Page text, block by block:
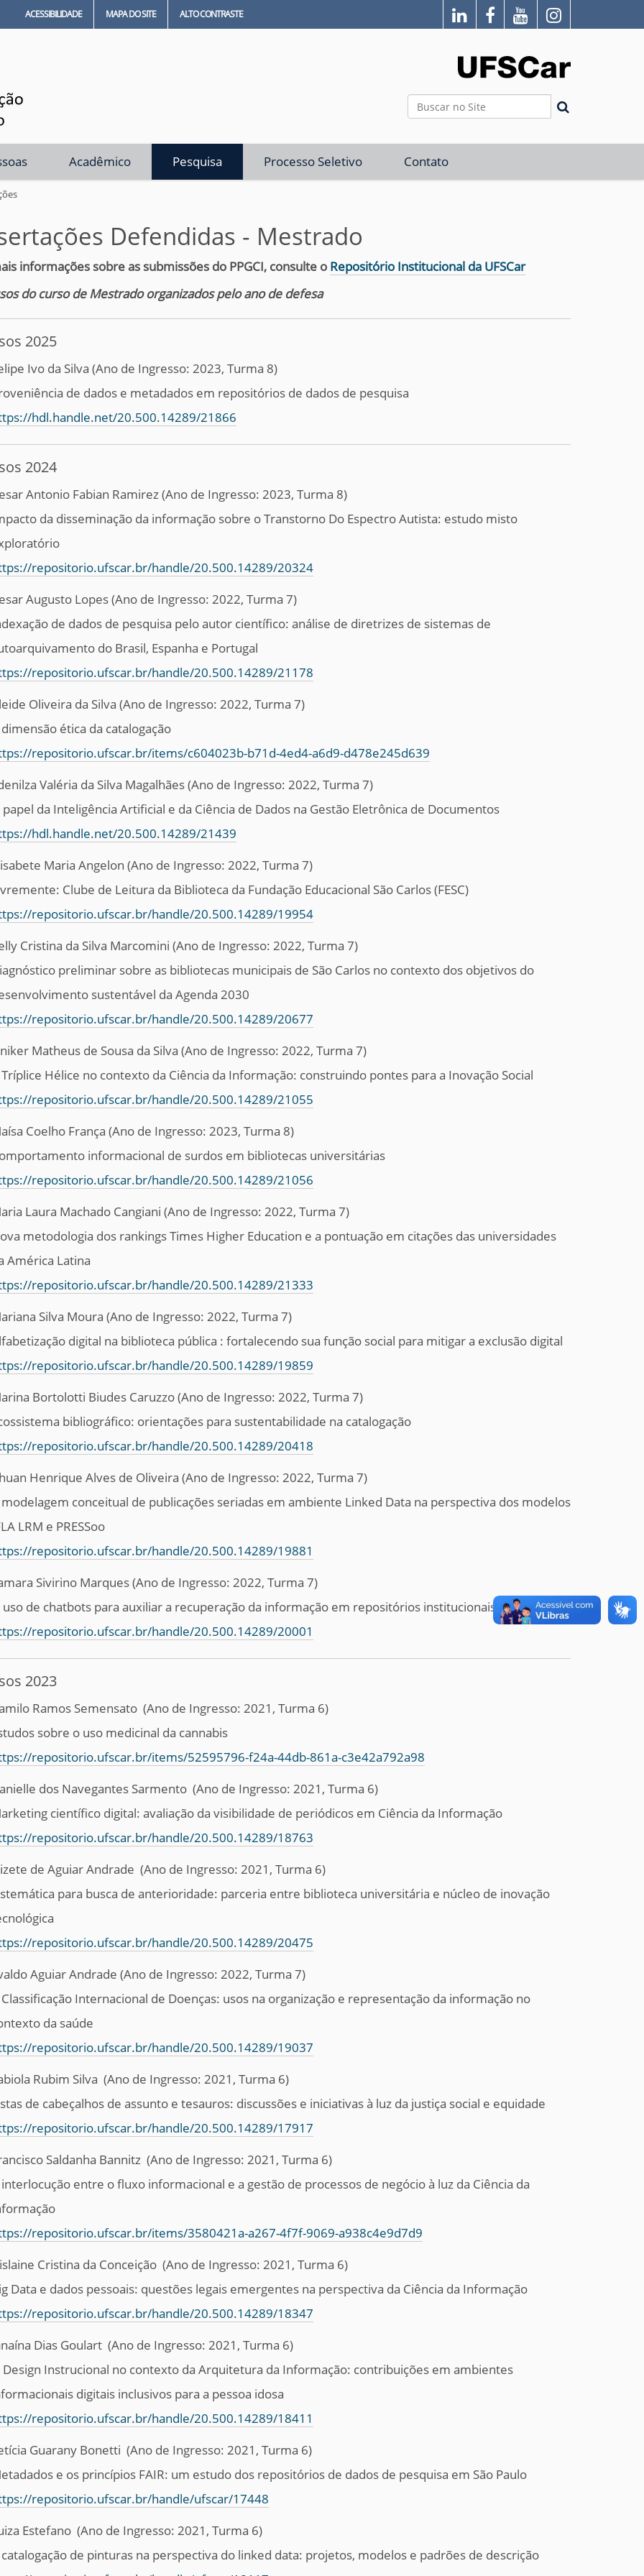
ACESSIBILIDADE MAPA DO SITE ALTO CONTRASTE
Busca
Acadêmico Pesquisa Processo Seletivo Contato
Defendidas - Mestrado
informações sobre as submissões do PPGCI, consulte o Repositório Institucional da UFSCar
do curso de Mestrado organizados pelo ano de defesa
2025
Ivo da Silva (Ano de Ingresso: 2023, Turma 8)
de dados e metadados em repositórios de dados de pesquisa
hdl.handle.net/20.500.14289/21866
2024
Antonio Fabian Ramirez (Ano de Ingresso: 2023, Turma 8)
da disseminação da informação sobre o Transtorno Do Espectro Autista: estudo misto
repositorio.ufscar.br/handle/20.500.14289/20324
Augusto Lopes(Ano de Ingresso: 2022, Turma 7)
de dados de pesquisa pelo autor científico: análise de diretrizes de sistemas de
do Brasil, Espanha e Portugal
repositorio.ufscar.br/handle/20.500.14289/21178
Oliveira da Silva (Ano de Ingresso: 2022, Turma 7)
ética da catalogação
repositorio.ufscar.br/items/c604023b-b71d-4ed4-a6d9-d478e245d639
Valéria da Silva Magalhães(Ano de Ingresso: 2022, Turma 7)
papel da Inteligência Artificial e da Ciência de Dados na Gestão Eletrônica de Documentos
hdl.handle.net/20.500.14289/21439
Maria Angelon (Ano de Ingresso: 2022, Turma 7)
Clube de Leitura da Biblioteca da Fundação Educacional São Carlos (FESC)
repositorio.ufscar.br/handle/20.500.14289/19954
Cristina da Silva Marcomini (Ano de Ingresso: 2022, Turma 7)
preliminar sobre as bibliotecas municipais de São Carlos no contexto dos objetivos do
sustentável da Agenda 2030
repositorio.ufscar.br/handle/20.500.14289/20677
Matheus de Sousa da Silva (Ano de Ingresso: 2022, Turma 7)
Hélice no contexto da Ciência da Informação: construindo pontes para a Inovação Social
repositorio.ufscar.br/handle/20.500.14289/21055
Coelho França (Ano de Ingresso: 2023, Turma 8)
informacional de surdos em bibliotecas universitárias
repositorio.ufscar.br/handle/20.500.14289/21056
Laura Machado Cangiani (Ano de Ingresso: 2022, Turma 7)
metodologia dos rankings Times Higher Education e a pontuação em citações das universidades
América Latina
repositorio.ufscar.br/handle/20.500.14289/21333
Silva Moura (Ano de Ingresso: 2022, Turma 7)
digital na biblioteca pública : fortalecendo sua função social para mitigar a exclusão digital
repositorio.ufscar.br/handle/20.500.14289/19859
Bortolotti Biudes Caruzzo(Ano de Ingresso: 2022, Turma 7)
bibliográfico: orientações para sustentabilidade na catalogação
repositorio.ufscar.br/handle/20.500.14289/20418
Henrique Alves de Oliveira (Ano de Ingresso: 2022, Turma 7)
conceitual de publicações seriadas em ambiente Linked Data na perspectiva dos modelos
LRM e PRESSoo
repositorio.ufscar.br/handle/20.500.14289/19881
Sivirino Marques(Ano de Ingresso: 2022, Turma 7)
uso de chatbots para auxiliar a recuperação da informação em repositórios institucionais
repositorio.ufscar.br/handle/20.500.14289/20001
2023
Ramos Semensato (Ano de Ingresso: 2021, Turma 6)
sobre o uso medicinal da cannabis
repositorio.ufscar.br/items/52595796-f24a-44db-861a-c3e42a792a98
dos Navegantes Sarmento (Ano de Ingresso: 2021, Turma 6)
científico digital: avaliação da visibilidade de periódicos em Ciência da Informação
repositorio.ufscar.br/handle/20.500.14289/18763
de Aguiar Andrade (Ano de Ingresso: 2021, Turma 6)
para busca de anterioridade: parceria entre biblioteca universitária e núcleo de inovação
repositorio.ufscar.br/handle/20.500.14289/20475
Aguiar Andrade (Ano de Ingresso: 2022, Turma 7)
Internacional de Doenças: usos na organização e representação da informação no
da saúde
repositorio.ufscar.br/handle/20.500.14289/19037
Rubim Silva (Ano de Ingresso: 2021, Turma 6)
de cabeçalhos de assunto e tesauros: discussões e iniciativas à luz da justiça social e equidade
repositorio.ufscar.br/handle/20.500.14289/17917
Saldanha Bannitz (Ano de Ingresso: 2021, Turma 6)
entre o fluxo informacional e a gestão de processos de negócio à luz da Ciência da
repositorio.ufscar.br/items/3580421a-a267-4f7f-9069-a938c4e9d7d9
Cristina da Conceição (Ano de Ingresso: 2021, Turma 6)
Data e dados pessoais: questões legais emergentes na perspectiva da Ciência da Informação
repositorio.ufscar.br/handle/20.500.14289/18347
Dias Goulart (Ano de Ingresso: 2021, Turma 6)
Design Instrucional no contexto da Arquitetura da Informação: contribuições em ambientes
digitais inclusivos para a pessoa idosa
repositorio.ufscar.br/handle/20.500.14289/18411
Guarany Bonetti (Ano de Ingresso: 2021, Turma 6)
e os princípios FAIR: um estudo dos repositórios de dados de pesquisa em São Paulo
repositorio.ufscar.br/handle/ufscar/17448
Estefano (Ano de Ingresso: 2021, Turma 6)
de pinturas na perspectiva do linked data: projetos, modelos e padrões de descrição